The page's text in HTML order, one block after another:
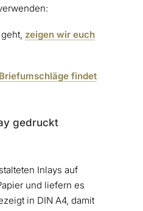
zeigen wir euch
findet
gedruckt
Inlays auf
und liefern es
in DIN A4, damit